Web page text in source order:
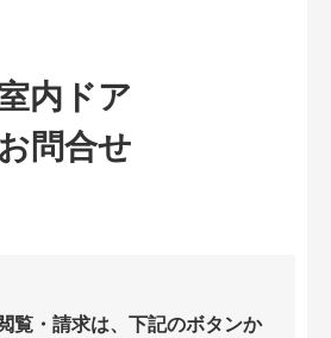
内ドア
お問合せ
覧・請求は、下記のボタンか